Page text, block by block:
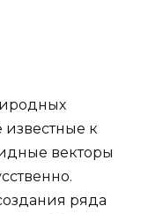
известные к
векторы
ряда